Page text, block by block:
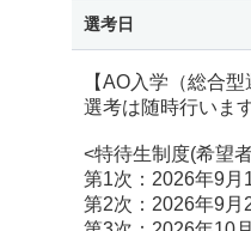
選考日
【AO入学（総合型
選考は随時行います
<特待生制度(希望
第1次：2026年9月
第2次：2026年9月